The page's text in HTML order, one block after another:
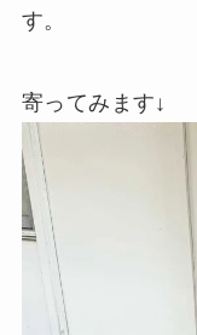
す。
寄ってみます↓